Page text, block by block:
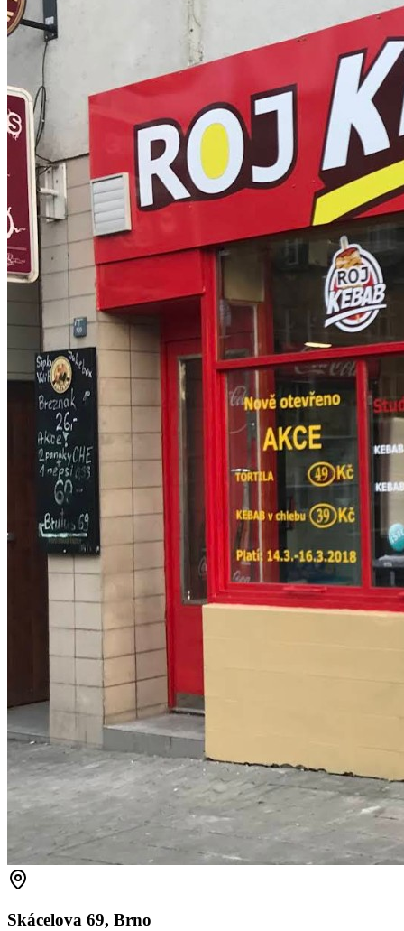
Skácelova 69, Brno